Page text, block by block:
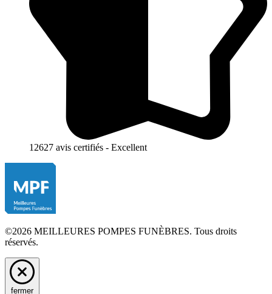
12627 avis certifiés - Excellent
©2026 MEILLEURES POMPES FUNÈBRES. Tous droits
réservés.
fermer